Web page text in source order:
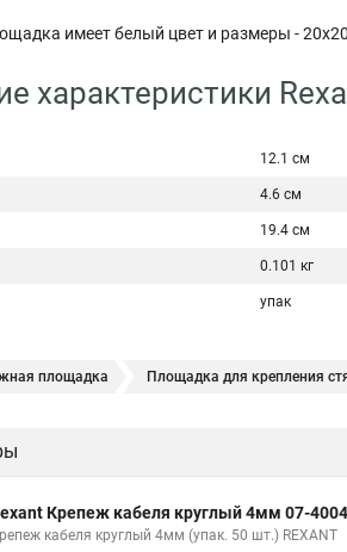
имеет белый цвет и размеры -
характеристики
12.1 см
4.6 см
19.4 см
0.101 кг
упак
площадка Площадка для крепления
Крепеж кабеля круглый 4мм 07-4004
кабеля круглый 4мм (упак. 50 шт.) REXANT